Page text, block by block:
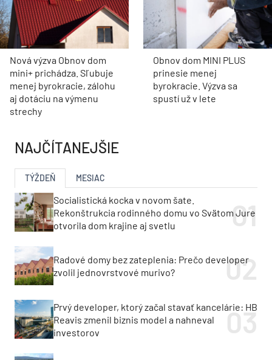
Nová výzva Obnov dom
mini+ prichádza. Sľubuje
menej byrokracie, zálohu
aj dotáciu na výmenu
strechy
Obnov dom MINI PLUS
prinesie menej
byrokracie. Výzva sa
spustí už v lete
NAJČÍTANEJŠIE
TÝŽDEŇ MESIAC
Socialistická kocka v novom šate.
Rekonštrukcia rodinného domu vo Svätom Jure
otvorila dom krajine aj svetlu
Radové domy bez zateplenia: Prečo developer
zvolil jednovrstvové murivo?
Prvý developer, ktorý začal stavať kancelárie: HB
Reavis zmenil biznis model a nahneval
investorov